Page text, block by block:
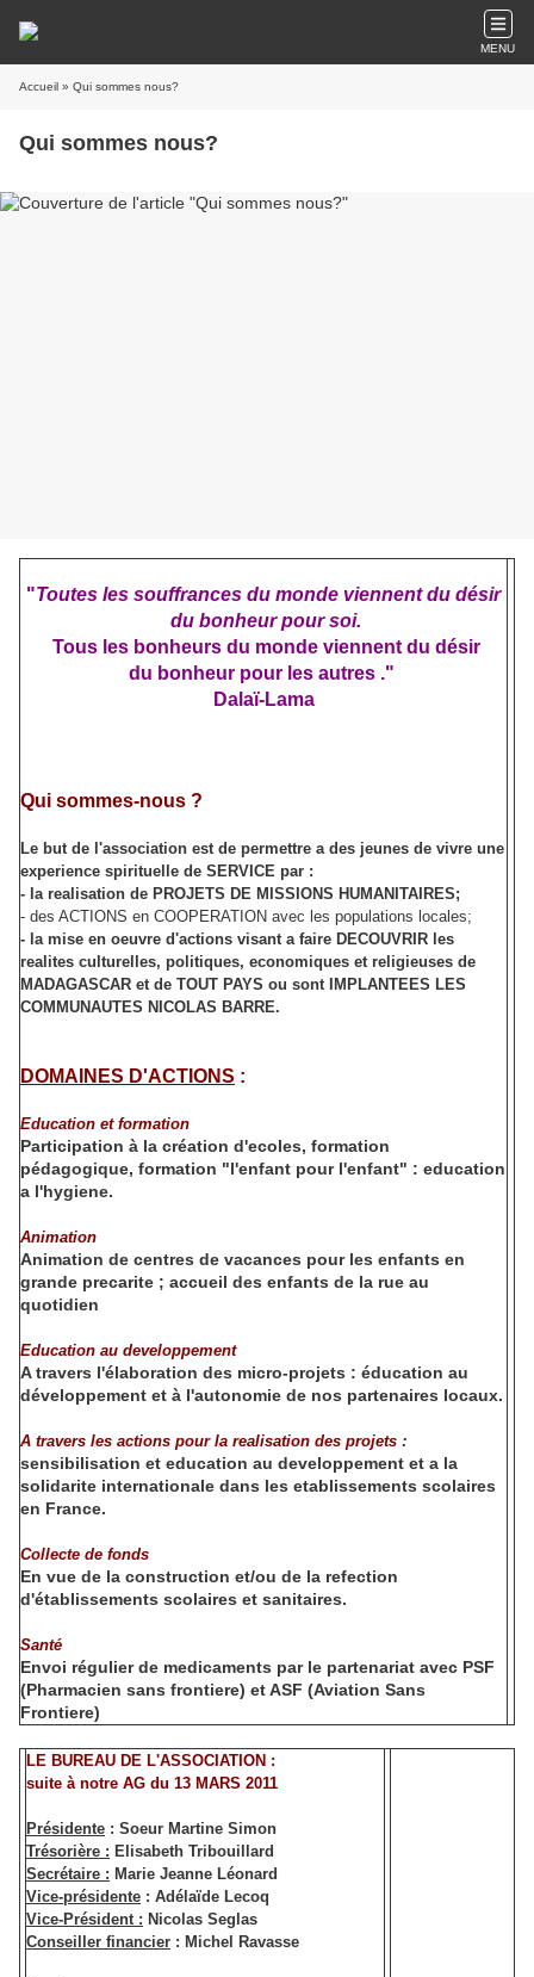
MENU
Accueil » Qui sommes nous?
Qui sommes nous?
"Toutes les souffrances du monde viennent du désir
du bonheur pour soi.
Tous les bonheurs du monde viennent du désir
du bonheur pour les autres ."
Dalaï-Lama
Qui sommes-nous ?
Le but de l'association est de permettre a des jeunes de vivre une
experience spirituelle de SERVICE par :
- la realisation de PROJETS DE MISSIONS HUMANITAIRES;
- des ACTIONS en COOPERATION avec les populations locales;
- la mise en oeuvre d'actions visant a faire DECOUVRIR les
realites culturelles, politiques, economiques et religieuses de
MADAGASCAR et de TOUT PAYS ou sont IMPLANTEES LES
COMMUNAUTES NICOLAS BARRE.
DOMAINES D'ACTIONS :
Education et formation
Participation à la création d'ecoles, formation
pédagogique, formation "l'enfant pour l'enfant" : education
a l'hygiene.
Animation
Animation de centres de vacances pour les enfants en
grande precarite ; accueil des enfants de la rue au
quotidien
Education au developpement
A travers l'élaboration des micro-projets : éducation au
développement et à l'autonomie de nos partenaires locaux.
A travers les actions pour la realisation des projets :
sensibilisation et education au developpement et a la
solidarite internationale dans les etablissements scolaires
en France.
Collecte de fonds
En vue de la construction et/ou de la refection
d'établissements scolaires et sanitaires.
Santé
Envoi régulier de medicaments par le partenariat avec PSF
(Pharmacien sans frontiere) et ASF (Aviation Sans
Frontiere)
LE BUREAU DE L'ASSOCIATION :
suite à notre AG du 13 MARS 2011
Présidente : Soeur Martine Simon
Trésorière : Elisabeth Tribouillard
Secrétaire : Marie Jeanne Léonard
Vice-présidente : Adélaïde Lecoq
Vice-Président : Nicolas Seglas
Conseiller financier : Michel Ravasse